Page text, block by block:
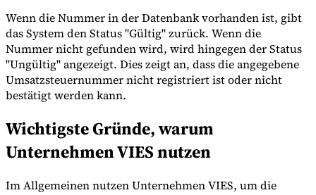
Wenn die Nummer in der Datenbank vorhanden ist, gibt
das System den Status "Gültig" zurück. Wenn die
Nummer nicht gefunden wird, wird hingegen der Status
"Ungültig" angezeigt. Dies zeigt an, dass die angegebene
Umsatzsteuernummer nicht registriert ist oder nicht
bestätigt werden kann.
Wichtigste Gründe, warum
Unternehmen VIES nutzen
Im Allgemeinen nutzen Unternehmen VIES, um die